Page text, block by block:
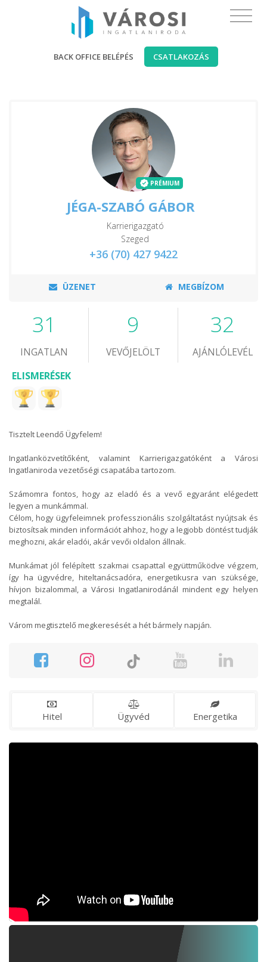
BACK OFFICE BELÉPÉS CSATLAKOZÁS
PRÉMIUM
JÉGA-SZABÓ GÁBOR
Karrierigazgató
Szeged
+36 (70) 427 9422
ÜZENET MEGBÍZOM
31
INGATLAN
9
VEVŐJELÖLT
32
AJÁNLÓLEVÉL
ELISMERÉSEK
Tisztelt Leendő Ügyfelem!
Ingatlanközvetítőként, valamint Karrierigazgatóként a Városi
Ingatlaniroda vezetőségi csapatába tartozom.
Számomra fontos, hogy az eladó és a vevő egyaránt elégedett
legyen a munkámmal.
Célom, hogy ügyfeleimnek professzionális szolgáltatást nyújtsak és
biztosítsak minden információt ahhoz, hogy a legjobb döntést tudják
meghozni, akár eladói, akár vevői oldalon állnak.
Munkámat jól felépített szakmai csapattal együttműködve végzem,
így ha ügyvédre, hiteltanácsadóra, energetikusra van szüksége,
hívjon bizalommal, a Városi Ingatlanirodánál mindent egy helyen
megtalál.
Várom megtisztelő megkeresését a hét bármely napján.
Hitel Ügyvéd Energetika